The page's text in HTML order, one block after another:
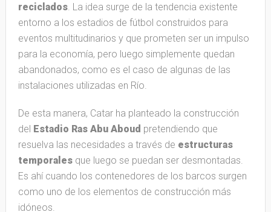
reciclados. La idea surge de la tendencia existente
entorno a los estadios de fútbol construidos para
eventos multitudinarios y que prometen ser un impulso
para la economía, pero luego simplemente quedan
abandonados, como es el caso de algunas de las
instalaciones utilizadas en Río.
De esta manera, Catar ha planteado la construcción
del Estadio Ras Abu Aboud pretendiendo que
resuelva las necesidades a través de estructuras
temporalesque luego se puedan ser desmontadas.
Es ahí cuando los contenedores de los barcos surgen
como uno de los elementos de construcción más
idóneos.